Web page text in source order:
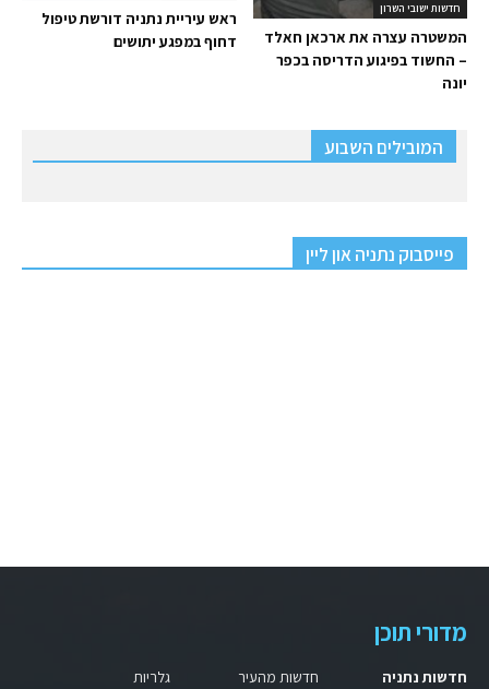
ראש עיריית נתניה דורשת טיפול
דחוף במפגע יתושים
חדשות ישובי השרון
המשטרה עצרה את ארכאן חאלד
– החשוד בפיגוע הדריסה בכפר
יונה
המובילים השבוע
פייסבוק נתניה און ליין
מדורי תוכן
חדשות נתניה
חדשות מהעיר
גלריות